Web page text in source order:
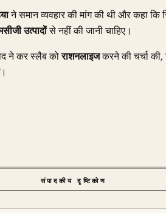
ने समान व्यवहार की मांग की थी और कहा कि
उत्पादोंसे नहीं की जानी चाहिए।
ने कर स्लैब कोराशनलाइजकरने की चर्चा
संपादकीय दृष्टिकोण